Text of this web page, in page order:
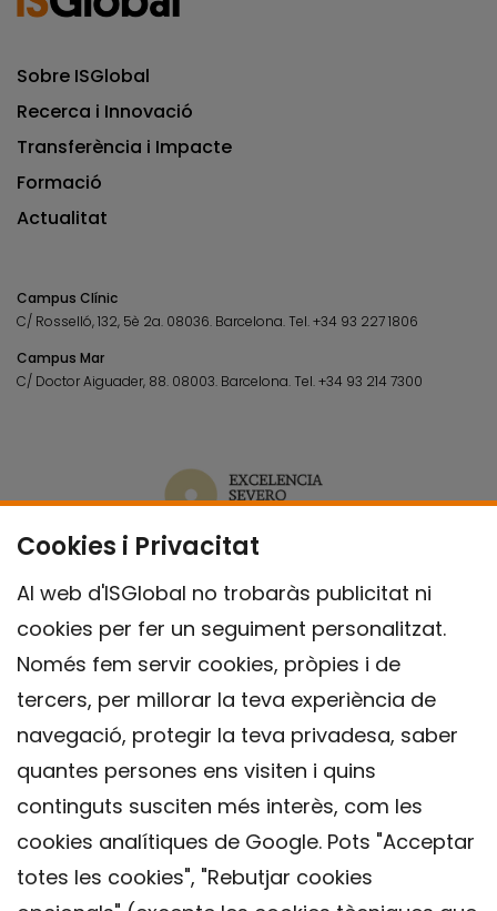
Cookies i Privacitat
Al web d'ISGlobal no trobaràs publicitat ni
cookies per fer un seguiment personalitzat.
Només fem servir cookies, pròpies i de
tercers, per millorar la teva experiència de
navegació, protegir la teva privadesa, saber
quantes persones ens visiten i quins
continguts susciten més interès, com les
cookies analítiques de Google. Pots "Acceptar
totes les cookies", "Rebutjar cookies
Sobre ISGlobal
Recerca i Innovació
Transferència i Impacte
Formació
Actualitat
Campus Clínic
C/ Rosselló, 132, 5è 2a. 08036. Barcelona.Tel.+34 93 227 1806
Campus Mar
C/ Doctor Aiguader, 88. 08003. Barcelona.Tel.+34 93 214 7300